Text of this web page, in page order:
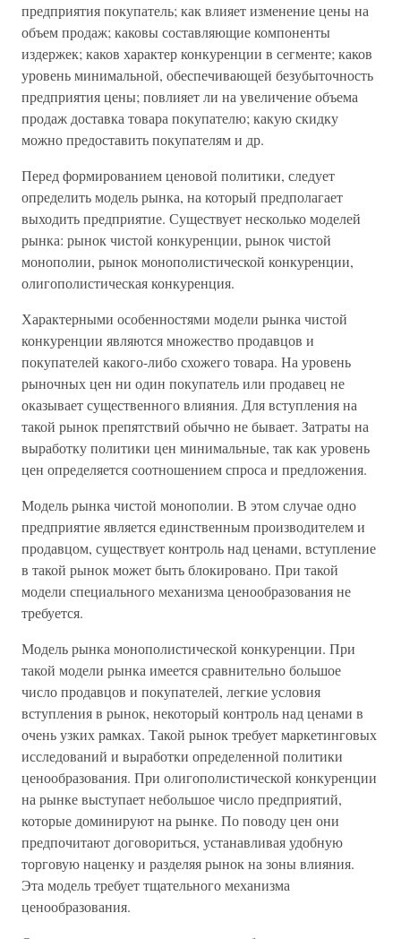
предприятия покупатель; как влияет изменение цены на
объем продаж; каковы составляющие компоненты
издержек; каков характер конкуренции в сегменте; каков
уровень минимальной, обеспечивающей безубыточность
предприятия цены; повлияет ли на увеличение объема
продаж доставка товара покупателю; какую скидку
можно предоставить покупателям и др.
Перед формированием ценовой политики, следует
определить модель рынка, на который предполагает
выходить предприятие. Существует несколько моделей
рынка: рынок чистой конкуренции, рынок чистой
монополии, рынок монополистической конкуренции,
олигополистическая конкуренция.
Характерными особенностями модели рынка чистой
конкуренции являются множество продавцов и
покупателей какого-либо схожего товара. На уровень
рыночных цен ни один покупатель или продавец не
оказывает существенного влияния. Для вступления на
такой рынок препятствий обычно не бывает. Затраты на
выработку политики цен минимальные, так как уровень
цен определяется соотношением спроса и предложения.
Модель рынка чистой монополии. В этом случае одно
предприятие является единственным производителем и
продавцом, существует контроль над ценами, вступление
в такой рынок может быть блокировано. При такой
модели специального механизма ценообразования не
требуется.
Модель рынка монополистической конкуренции. При
такой модели рынка имеется сравнительно большое
число продавцов и покупателей, легкие условия
вступления в рынок, некоторый контроль над ценами в
очень узких рамках. Такой рынок требует маркетинговых
исследований и выработки определенной политики
ценообразования. При олигополистической конкуренции
на рынке выступает небольшое число предприятий,
которые доминируют на рынке. По поводу цен они
предпочитают договориться, устанавливая удобную
торговую наценку и разделяя рынок на зоны влияния.
Эта модель требует тщательного механизма
ценообразования.